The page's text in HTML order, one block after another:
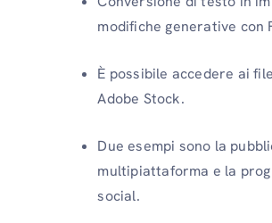
modifiche generative con
È possibile accedere ai
Adobe Stock.
Due esempi sono la
multipiattaforma e la
social.